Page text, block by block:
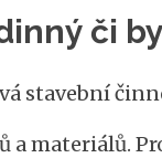
či
stavební
materiálů.